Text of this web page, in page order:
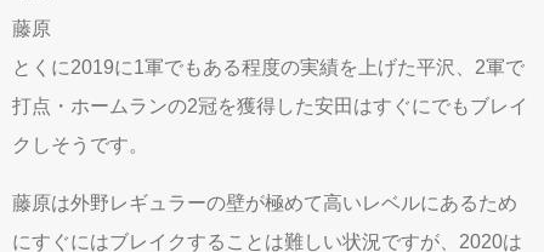
藤原
とくに2019に1軍でもある程度の実績を上げた平沢、2軍で
打点・ホームランの2冠を獲得した安田はすぐにでもブレイ
クしそうです。
藤原は外野レギュラーの壁が極めて高いレベルにあるため
にすぐにはブレイクすることは難しい状況ですが、2020は